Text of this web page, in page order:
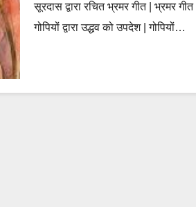
सूरदास द्वारा रचित भ्रमर गीत | भ्रमर
गोपियों द्वारा उद्धव को उपदेश | गोपियों…